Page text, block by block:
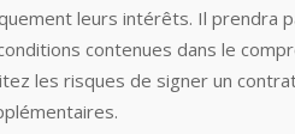
leurs intérêts. Il prendra
contenues dans le
les risques de signer un